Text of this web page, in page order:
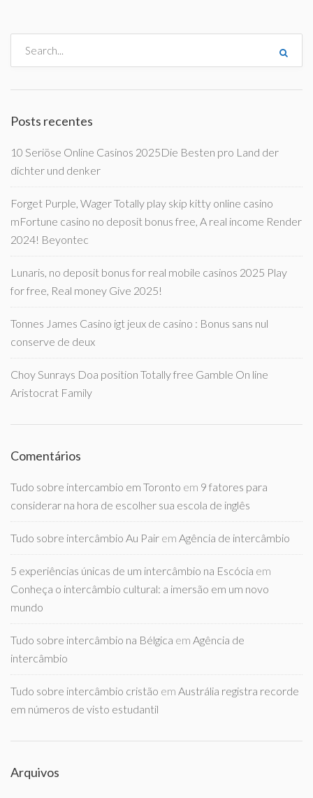
Posts recentes
10 Seriöse Online Casinos 2025Die Besten pro Land der
dichter und denker
Forget Purple, Wager Totally play skip kitty online casino
mFortune casino no deposit bonus free, A real income Render
2024! Beyontec
Lunaris, no deposit bonus for real mobile casinos 2025 Play
for free, Real money Give 2025!
Tonnes James Casino igt jeux de casino : Bonus sans nul
conserve de deux
Choy Sunrays Doa position Totally free Gamble On line
Aristocrat Family
Comentários
Tudo sobre intercambio em Toronto em 9 fatores para
considerar na hora de escolher sua escola de inglês
Tudo sobre intercâmbio Au Pair em Agência de intercâmbio
5 experiências únicas de um intercâmbio na Escócia em
Conheça o intercâmbio cultural: a imersão em um novo
mundo
Tudo sobre intercâmbio na Bélgica em Agência de
intercâmbio
Tudo sobre intercâmbio cristão em Austrália registra recorde
em números de visto estudantil
Arquivos